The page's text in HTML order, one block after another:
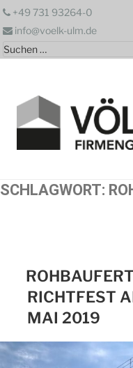
Zum
springen
+49 731 93264-0
info@voelk-ulm.de
Suchen
nach:
SCHLAGWORT:
RICHTFEST
MAI 2019